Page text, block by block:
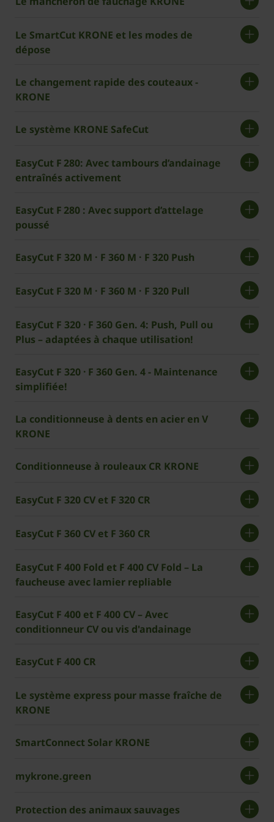
Le SmartCut ­KRONE et les modes de
dépose
Le changement rapide des couteaux ­
KRONE
Le système ­KRONE SafeCut
EasyCut F 280: Avec tambours d’andainage
entraînés activement
EasyCut F 280 : Avec support d’attelage
poussé
EasyCut F 320 M · F 360 M · F 320 Push
EasyCut F 320 M · F 360 M · F 320 Pull
EasyCut F 320 · F 360 Gen. 4: Push, Pull ou
Plus – adaptées à chaque utilisation!
EasyCut F 320 · F 360 Gen. 4 - Maintenance
simplifiée!
La conditionneuse à dents en acier en V
KRONE
Conditionneuse à rouleaux CR KRONE
EasyCut F 320 CV et F 320 CR
EasyCut F 360 CV et F 360 CR
EasyCut F 400 Fold et F 400 CV Fold – La
faucheuse avec lamier repliable
EasyCut F 400 et F 400 CV – Avec
conditionneur CV ou vis d'andainage
EasyCut F 400 CR
Le système express pour masse fraîche de
KRONE
SmartConnect Solar KRONE
mykrone.green
Protection des animaux sauvages